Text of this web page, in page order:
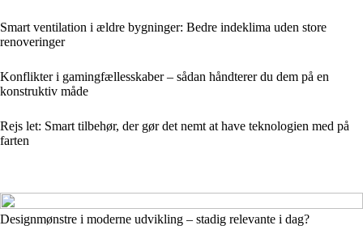
Smart ventilation i ældre bygninger: Bedre indeklima uden store
renoveringer
Konflikter i gamingfællesskaber – sådan håndterer du dem på en
konstruktiv måde
Rejs let: Smart tilbehør, der gør det nemt at have teknologien med på
farten
Designmønstre i moderne udvikling – stadig relevante i dag?